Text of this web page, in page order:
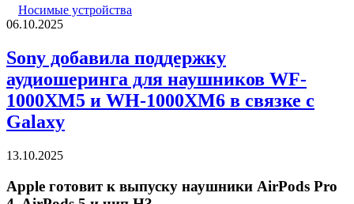
Носимые устройства
06.10.2025
Sony добавила поддержку
аудиошеринга для наушников WF-
1000XM5 и WH-1000XM6 в связке с
Galaxy
13.10.2025
Apple готовит к выпуску наушники AirPods Pro